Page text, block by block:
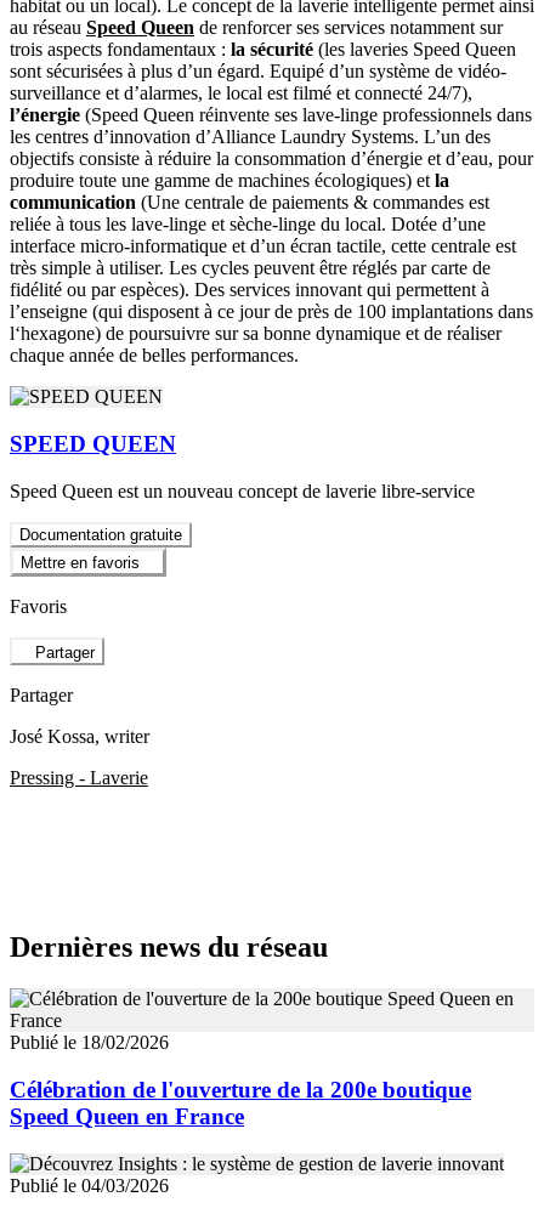
habitat ou un local). Le concept de la laverie intelligente permet ainsi
au réseau Speed Queen de renforcer ses services notamment sur
trois aspects fondamentaux : la sécurité (les laveries Speed Queen
sont sécurisées à plus d’un égard. Equipé d’un système de vidéo-
surveillance et d’alarmes, le local est filmé et connecté 24/7),
l’énergie (Speed Queen réinvente ses lave-linge professionnels dans
les centres d’innovation d’Alliance Laundry Systems. L’un des
objectifs consiste à réduire la consommation d’énergie et d’eau, pour
produire toute une gamme de machines écologiques) etla
communication (Une centrale de paiements & commandes est
reliée à tous les lave-linge et sèche-linge du local. Dotée d’une
interface micro-informatique et d’un écran tactile, cette centrale est
très simple à utiliser. Les cycles peuvent être réglés par carte de
fidélité ou par espèces). Des services innovant qui permettent à
l’enseigne (qui disposent à ce jour de près de 100 implantations dans
l‘hexagone) de poursuivre sur sa bonne dynamique et de réaliser
chaque année de belles performances.
SPEED QUEEN
Speed Queen est un nouveau concept de laverie libre-service
Documentation gratuite
Mettre en favoris
Favoris
Partager
Partager
José Kossa, writer
Pressing - Laverie
Dernières news du réseau
Publié le 18/02/2026
Célébration de l'ouverture de la 200e boutique
Speed ​​Queen en France
Publié le 04/03/2026